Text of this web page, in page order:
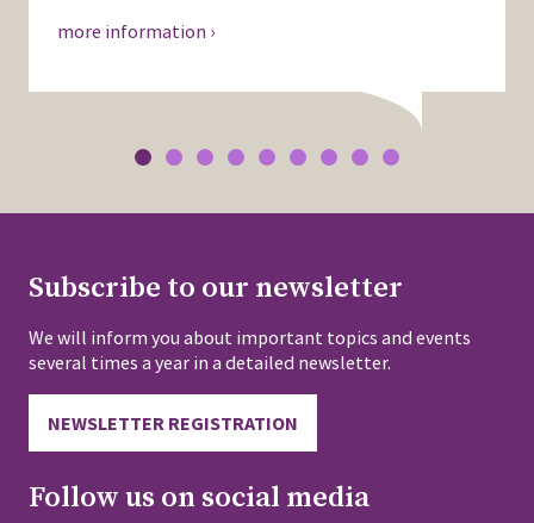
more information ›
Subscribe to our newsletter
We will inform you about important topics and events
several times a year in a detailed newsletter.
NEWSLETTER REGISTRATION
Follow us on social media